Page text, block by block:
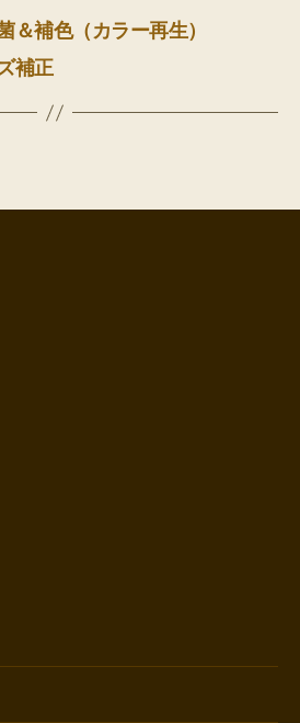
補色（カラー再生）
補正